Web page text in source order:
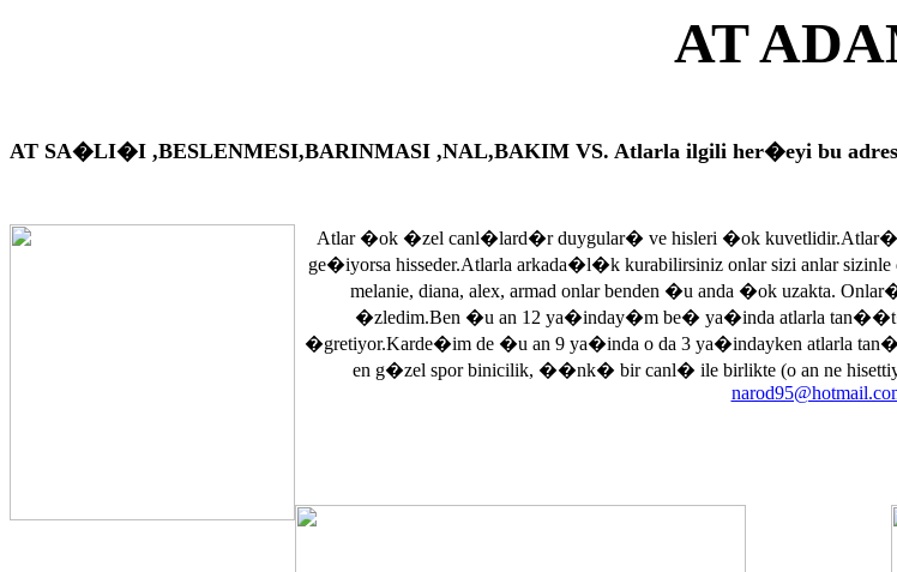
AT
AT SA�LI�I ,BESLENMESI,BARINMASI ,NAL,BAKIM VS. Atlarla ilgili her�eyi bu
Atlar �ok �zel canl�lard�r duygular� ve hisleri �ok
ge�iyorsa hisseder.Atlarla arkada�l�k kurabilirsiniz onlar sizi anlar
melanie, diana, alex, armad onlar benden �u anda �ok uzakta.
�zledim.Ben �u an 12 ya�inday�m be� ya�inda atlarla
�gretiyor.Karde�im de �u an 9 ya�inda o da 3 ya�indayken atlarla
en g�zel spor binicilik, ��nk� bir canl� ile birlikte (o an ne